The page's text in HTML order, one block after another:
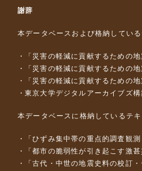
謝辞
本データベースおよび格納してい
「災害の軽減に貢献するための
「災害の軽減に貢献するための
「災害の軽減に貢献するための
東京大学デジタルアーカイブズ構
本データベースに格納しているテ
「ひずみ集中帯の重点的調査観
「都市の脆弱性が引き起こす激
「古代・中世の地震史料の校訂